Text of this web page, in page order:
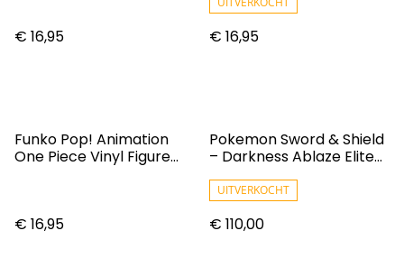
€ 16,95 € 16,95
Funko Pop! Animation
One Piece Vinyl Figure
€ 16,95
Pokemon Sword & Shield
– Darkness Ablaze Elite
UITVERKOCHT
€ 110,00